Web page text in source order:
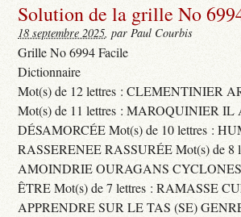
Solution de la grille No
18 septembre 2025, par Paul Courbis
Grille No 6994 Facile
Dictionnaire
Mot(s) de 12 lettres : CLEMENTINIER
Mot(s) de 11 lettres : MAROQUINIER
DÉSAMORCÉE Mot(s) de 10 lettres :
RASSERENEE RASSURÉE Mot(s) de
AMOINDRIE OURAGANS
ÊTRE Mot(s) de 7 lettres : RAMASSE
APPRENDRE SUR LE TAS (SE)